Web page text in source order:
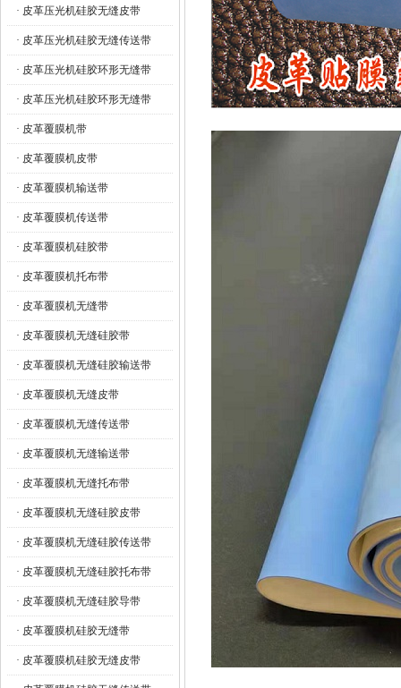
· 皮革压光机硅胶无缝皮带
· 皮革压光机硅胶无缝传送带
· 皮革压光机硅胶环形无缝带
· 皮革压光机硅胶环形无缝带
· 皮革覆膜机带
· 皮革覆膜机皮带
· 皮革覆膜机输送带
· 皮革覆膜机传送带
· 皮革覆膜机硅胶带
· 皮革覆膜机托布带
· 皮革覆膜机无缝带
· 皮革覆膜机无缝硅胶带
· 皮革覆膜机无缝硅胶输送带
· 皮革覆膜机无缝皮带
· 皮革覆膜机无缝传送带
· 皮革覆膜机无缝输送带
· 皮革覆膜机无缝托布带
· 皮革覆膜机无缝硅胶皮带
· 皮革覆膜机无缝硅胶传送带
· 皮革覆膜机无缝硅胶托布带
· 皮革覆膜机无缝硅胶导带
· 皮革覆膜机硅胶无缝带
· 皮革覆膜机硅胶无缝皮带